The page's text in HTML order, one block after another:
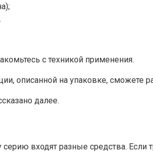
с техникой применения.
описанной на упаковке, сможете
далее.
входят разные средства.